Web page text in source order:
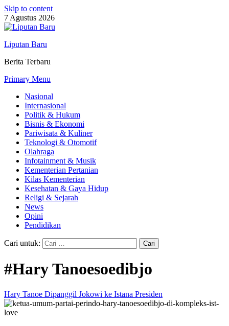
Skip to content
7 Agustus 2026
Liputan Baru
Berita Terbaru
Primary Menu
Nasional
Internasional
Politik & Hukum
Bisnis & Ekonomi
Pariwisata & Kuliner
Teknologi & Otomotif
Olahraga
Infotainment & Musik
Kementerian Pertanian
Kilas Kementerian
Kesehatan & Gaya Hidup
Religi & Sejarah
News
Opini
Pendidikan
Cari untuk:
#Hary Tanoesoedibjo
Hary Tanoe Dipanggil Jokowi ke Istana Presiden